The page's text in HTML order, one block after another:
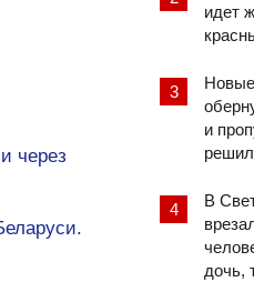
идет
и
В
дочь,
через